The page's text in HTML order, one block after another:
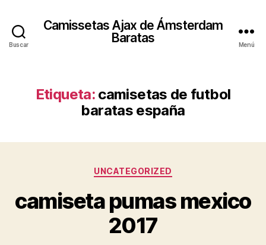
Buscar
Camissetas Ajax de Ámsterdam
Baratas
Menú
Etiqueta: camisetas de futbol
baratas españa
Categorías
UNCATEGORIZED
camiseta pumas mexico
2017